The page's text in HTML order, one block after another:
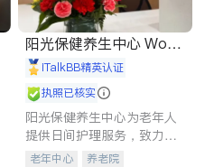
阳光保健养生中心 World
shine
iTalkBB精英认证
执照已核实
阳光保健养生中心为老年人
提供日间护理服务，致力于
通过持续的护理创新来有效
老年中心 养老院